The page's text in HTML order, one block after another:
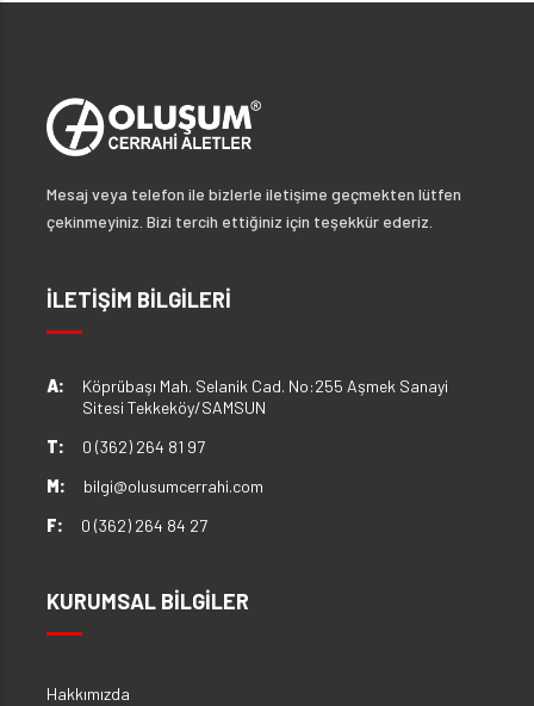
Mesaj veya telefon ile bizlerle iletişime geçmekten lütfen
çekinmeyiniz. Bizi tercih ettiğiniz için teşekkür ederiz.
İLETİŞİM BİLGİLERİ
A:
Köprübaşı Mah. Selanik Cad. No:255 Aşmek Sanayi
Sitesi Tekkeköy/SAMSUN
T:
0 (362) 264 81 97
M:
bilgi@olusumcerrahi.com
F:
0 (362) 264 84 27
KURUMSAL BİLGİLER
Hakkımızda